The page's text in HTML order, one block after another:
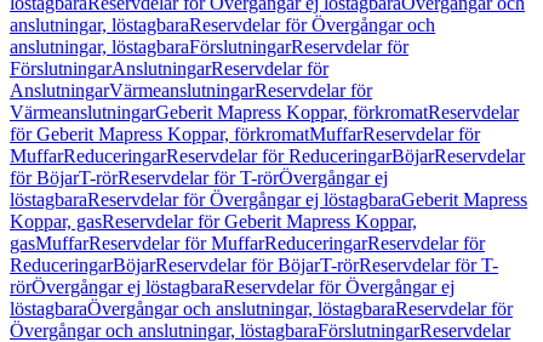
anslutningar, löstagbaraReservdelar för Övergångar och
anslutningar, löstagbaraFörslutningarReservdelar för
FörslutningarAnslutningarReservdelar för
AnslutningarVärmeanslutningarReservdelar för
VärmeanslutningarGeberit Mapress Koppar, förkromatReservdelar
för Geberit Mapress Koppar, förkromatMuffarReservdelar för
MuffarReduceringarReservdelar för ReduceringarBöjarReservdelar
för BöjarT-rörReservdelar för T-rörÖvergångar ej
löstagbaraReservdelar för Övergångar ej löstagbaraGeberit Mapress
Koppar, gasReservdelar för Geberit Mapress Koppar,
gasMuffarReservdelar för MuffarReduceringarReservdelar för
ReduceringarBöjarReservdelar för BöjarT-rörReservdelar för T-
rörÖvergångar ej löstagbaraReservdelar för Övergångar ej
löstagbaraÖvergångar och anslutningar, löstagbaraReservdelar för
Övergångar och anslutningar, löstagbaraFörslutningarReservdelar